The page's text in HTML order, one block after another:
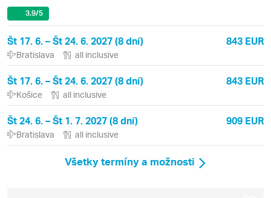
3.9/5
Št 17. 6. – Št 24. 6. 2027 (8 dní) 843 EUR
Bratislava all inclusive
Št 17. 6. – Št 24. 6. 2027 (8 dní) 843 EUR
Košice all inclusive
Št 24. 6. – Št 1. 7. 2027 (8 dní) 909 EUR
Bratislava all inclusive
Všetky termíny a možnosti